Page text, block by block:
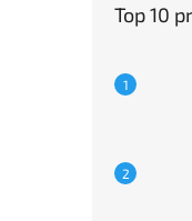
Top 10